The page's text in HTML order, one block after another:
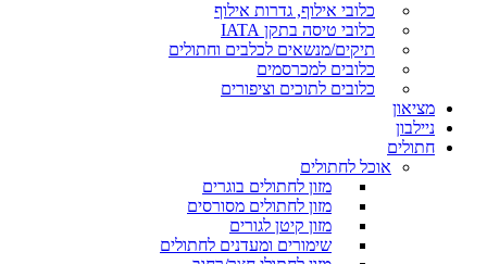
כלובי אילוף, גדרות אילוף
כלובי טיסה בתקן IATA
תיקים/מנשאים לכלבים וחתולים
כלובים למכרסמים
כלובים לתוכים וציפורים
מציאון
ניילבון
חתולים
אוכל לחתולים
מזון לחתולים בוגרים
מזון לחתולים מסורסים
מזון קיטן לגורים
שימורים ומעדנים לחתולים